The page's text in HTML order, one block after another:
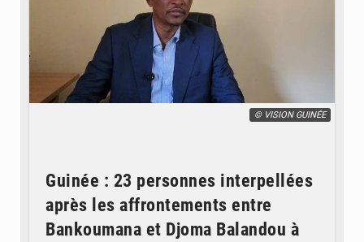
© VISION GUINÉE
Guinée : 23 personnes interpellées
après les affrontements entre
Bankoumana et Djoma Balandou à